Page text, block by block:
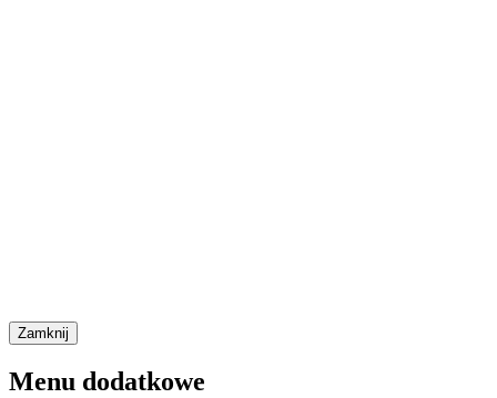
Zamknij
Menu dodatkowe